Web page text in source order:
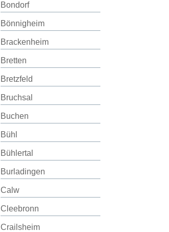
Bondorf
Bönnigheim
Brackenheim
Bretten
Bretzfeld
Bruchsal
Buchen
Bühl
Bühlertal
Burladingen
Calw
Cleebronn
Crailsheim